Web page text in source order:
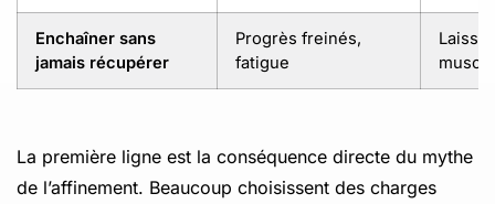
Enchaîner sans
jamais récupérer
Progrès freinés,
fatigue
La première ligne est la conséquence directe du mythe
de l’affinement. Beaucoup choisissent des charges